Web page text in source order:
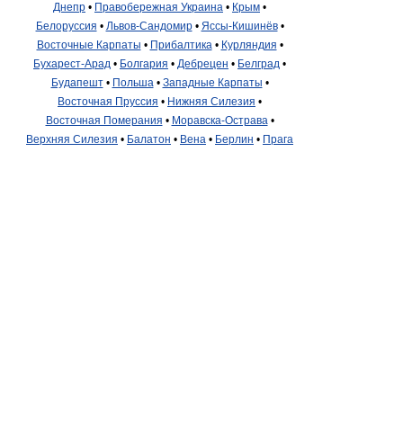
Днепр • Правобережная Украина • Крым •
Белоруссия • Львов-Сандомир• Яссы-Кишинёв•
Восточные Карпаты • Прибалтика • Курляндия •
Бухарест-Арад • Болгария • Дебрецен • Белград •
Будапешт• Польша • Западные Карпаты •
Восточная Пруссия • Нижняя Силезия •
Восточная Померания • Моравска-Острава •
Верхняя Силезия • Балатон • Вена • Берлин • Прага